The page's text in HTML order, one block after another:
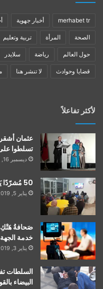
merhabet tr أخبار جهوية
الصحة المرأة تربية وتعليم
حول العالم رياضة سلايدر
قضايا وحوادث لا تنشر هنا
لأكثر تفاعلاً
عثمان
تسلطوا
ديسمبر 16, 2018
50 مُشرّدًا يَسْتَفيدُون من “عملية دفء” بخريبكة
يناير 5, 2019
صَحافةُ هَتْكِ
خدمة الجهة
يناير 3, 2019
السلطات
البيضاء